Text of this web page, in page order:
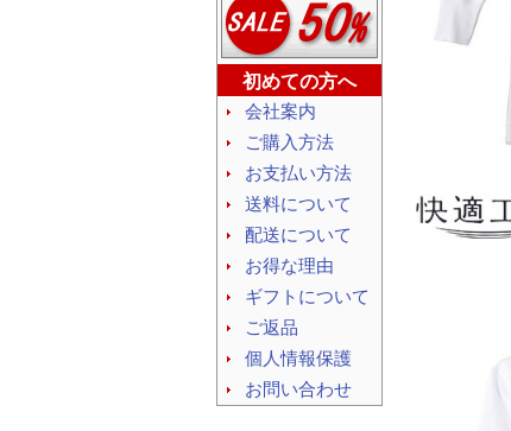
初めての方へ
会社案内
ご購入方法
お支払い方法
送料について
配送について
お得な理由
ギフトについて
ご返品
個人情報保護
お問い合わせ